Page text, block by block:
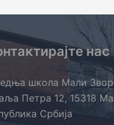
нас
школа Мали
Петра 12, 15318
Србија